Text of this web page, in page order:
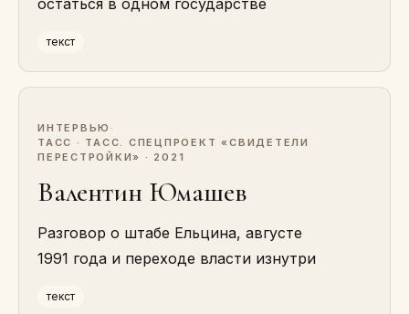
остаться в одном государстве
текст
ИНТЕРВЬЮ ·
ТАСС · ТАСС. СПЕЦПРОЕКТ «СВИДЕТЕЛИ
ПЕРЕСТРОЙКИ» · 2021
Валентин Юмашев
Разговор о штабе Ельцина, августе
1991 года и переходе власти изнутри
текст